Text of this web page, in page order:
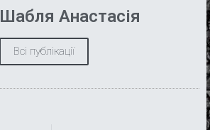
Шабля Анастасія
Всі публікації